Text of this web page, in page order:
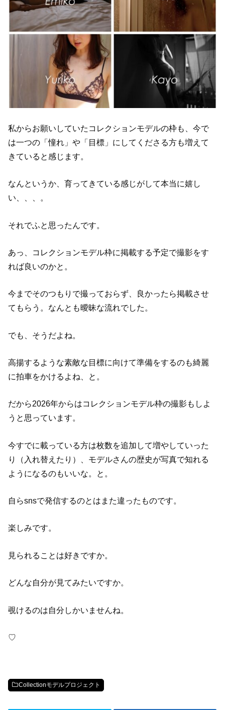
私からお願いしていたコレクションモデルの枠も、今で
は一つの「憧れ」や「目標」にしてくださる方も増えて
きていると感じます。
なんというか、育ってきている感じがして本当に嬉し
い、、、。
それでふと思ったんです。
あっ、コレクションモデル枠に掲載する予定で撮影をす
れば良いのかと。
今までそのつもりで撮っておらず、良かったら掲載させ
てもらう。なんとも曖昧な流れでした。
でも、そうだよね。
高揚するような素敵な目標に向けて準備をするのも綺麗
に拍車をかけるよね、と。
だから2026年からはコレクションモデル枠の撮影もしよ
うと思っています。
今すでに載っている方は枚数を追加して増やしていった
り（入れ替えたり）、モデルさんの歴史が写真で知れる
ようになるのもいいな。と。
自らsnsで発信するのとはまた違ったものです。
楽しみです。
見られることは好きですか。
どんな自分が見てみたいですか。
覗けるのは自分しかいませんね。
♡
Collectionモデルプロジェクト